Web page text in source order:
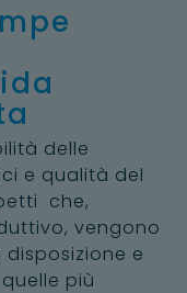
delle
e qualità del
che,
vengono
e
più